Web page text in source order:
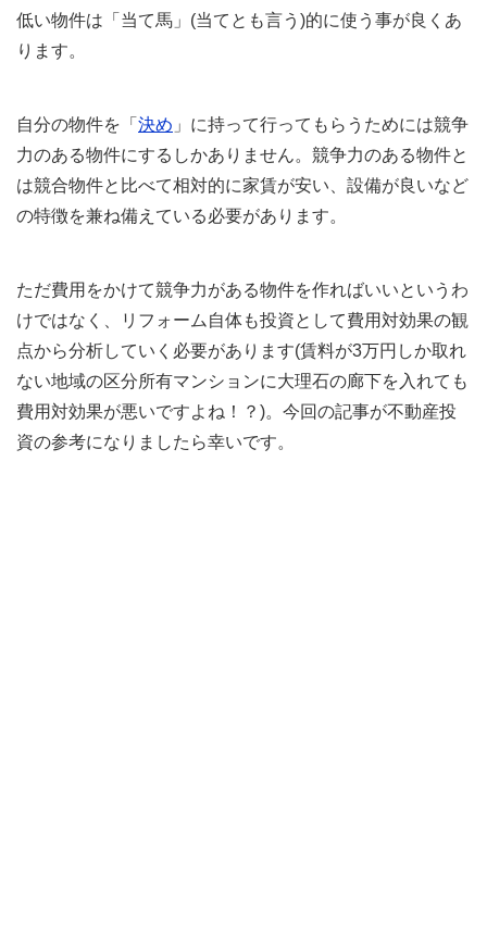
低い物件は「当て馬」(当てとも言う)的に使う事が良くあ
ります。
自分の物件を「 決め 」に持って行ってもらうためには競争
力のある物件にするしかありません。競争力のある物件と
は競合物件と比べて相対的に家賃が安い、設備が良いなど
の特徴を兼ね備えている必要があります。
ただ費用をかけて競争力がある物件を作ればいいというわ
けではなく、リフォーム自体も投資として費用対効果の観
点から分析していく必要があります(賃料が3万円しか取れ
ない地域の区分所有マンションに大理石の廊下を入れても
費用対効果が悪いですよね！？)。今回の記事が不動産投
資の参考になりましたら幸いです。